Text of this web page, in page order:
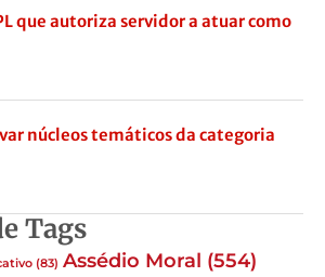
que autoriza servidor a atuar como
núcleos temáticos da categoria
Tags
(83) Assédio Moral (554)